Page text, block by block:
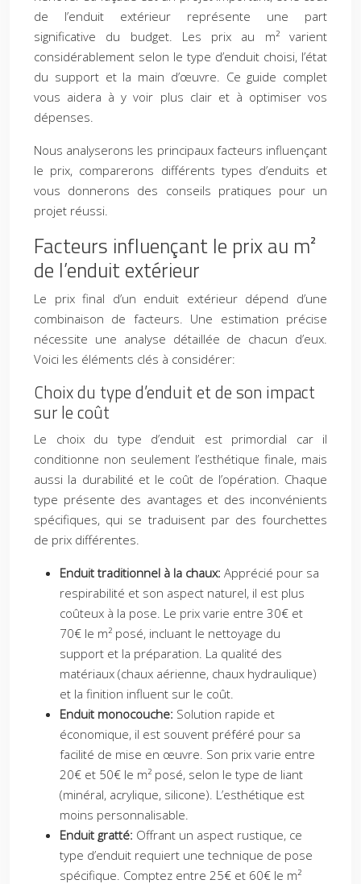
de l’enduit extérieur représente une part
significative du budget. Les prix au m² varient
considérablement selon le type d’enduit choisi, l’état
du support et la main d’œuvre. Ce guide complet
vous aidera à y voir plus clair et à optimiser vos
dépenses.
Nous analyserons les principaux facteurs influençant
le prix, comparerons différents types d’enduits et
vous donnerons des conseils pratiques pour un
projet réussi.
Facteurs influençant le prix au m²
de l’enduit extérieur
Le prix final d’un enduit extérieur dépend d’une
combinaison de facteurs. Une estimation précise
nécessite une analyse détaillée de chacun d’eux.
Voici les éléments clés à considérer:
Choix du type d’enduit et de son impact
sur le coût
Le choix du type d’enduit est primordial car il
conditionne non seulement l’esthétique finale, mais
aussi la durabilité et le coût de l’opération. Chaque
type présente des avantages et des inconvénients
spécifiques, qui se traduisent par des fourchettes
de prix différentes.
Enduit traditionnel à la chaux: Apprécié pour sa
respirabilité et son aspect naturel, il est plus
coûteux à la pose. Le prix varie entre 30€ et
70€ le m² posé, incluant le nettoyage du
support et la préparation. La qualité des
matériaux (chaux aérienne, chaux hydraulique)
et la finition influent sur le coût.
Enduit monocouche: Solution rapide et
économique, il est souvent préféré pour sa
facilité de mise en œuvre. Son prix varie entre
20€ et 50€ le m² posé, selon le type de liant
(minéral, acrylique, silicone). L’esthétique est
moins personnalisable.
Enduit gratté: Offrant un aspect rustique, ce
type d’enduit requiert une technique de pose
spécifique. Comptez entre 25€ et 60€ le m²